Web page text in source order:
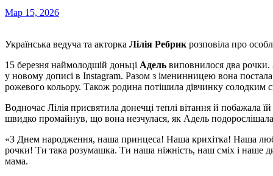
Мар 15, 2026
Українська ведуча та акторка Лілія Ребрик розповіла про
15 березня наймолодшій доньці Адель виповнилося два рочки.
у новому дописі в Instagram. Разом з іменинницею вона
рожевого кольору. Також родина потішила дівчинку солодким
Водночас Лілія присвятила донечці теплі вітання й побажала
швидко промайнув, що вона незчулася, як Адель
«З Днем народження, наша принцеса! Наша крихітка! Наша
рочки! Ти така розумашка. Ти наша ніжність, наш сміх і наше
мама.